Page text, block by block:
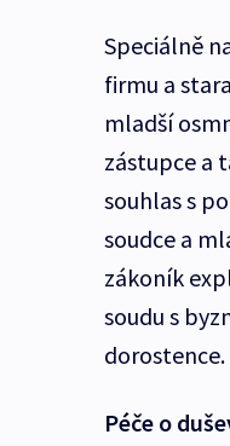
Speciálně
firmu a
mladší
zástupce a
souhlas s
soudce a
zákoník
soudu s
dorostence.
Péče o